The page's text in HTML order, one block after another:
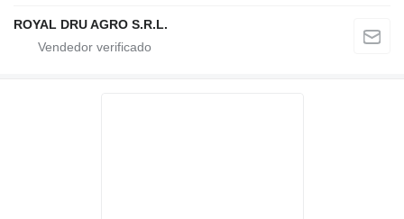
ROYAL DRU AGRO S.R.L.